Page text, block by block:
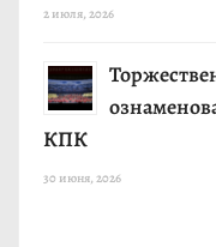
2 июля, 2026
КПК
30 июня, 2026